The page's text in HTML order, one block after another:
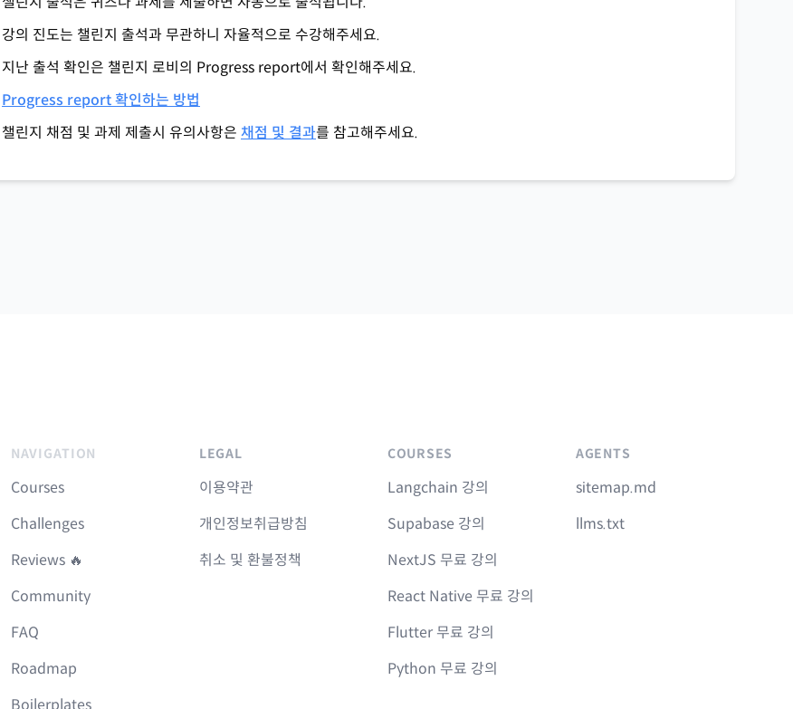
강의 진도는 챌린지 출석과 무관하니 자율적으로 수강해주세요.
지난 출석 확인은 챌린지 로비의 Progress report에서 확인해주세요.
Progress report 확인하는 방법
챌린지 채점 및 과제 제출시 유의사항은 채점 및 결과를 참고해주세요.
NAVIGATION
Courses
Challenges
Reviews 🔥
Community
FAQ
Roadmap
Boilerplates
LEGAL
이용약관
개인정보취급방침
취소 및 환불정책
COURSES
Langchain 강의
Supabase 강의
NextJS 무료 강의
React Native 무료 강의
Flutter 무료 강의
Python 무료 강의
AGENTS
sitemap.md
llms.txt